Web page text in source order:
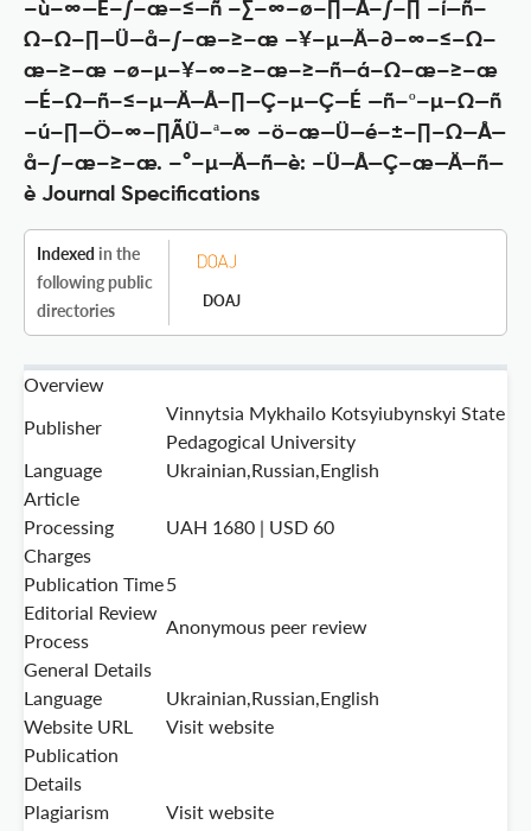
–ù–∞—É–∫–æ–≤—ñ –∑–∞–ø–∏—Å–∫–∏ –í—ñ–
Ω–Ω–∏—Ü—å–∫–æ–≥–æ –¥–µ—Ä–∂–∞–≤–Ω–
æ–≥–æ –ø–µ–¥–∞–≥–æ–≥—ñ—á–Ω–æ–≥–æ
—É–Ω—ñ–≤–µ—Ä—Å–∏—Ç–µ—Ç—É —ñ–º–µ–Ω—ñ
–ú–∏—Ö–∞–∏ÃÜ–ª–∞ –ö–æ—Ü—é–±–∏–Ω—Å—
å–∫–æ–≥–æ. –°–µ—Ä—ñ—è: –Ü—Å—Ç–æ—Ä—ñ—
è Journal Specifications
Indexed in the
following public
directories
DOAJ
Overview
Publisher
Vinnytsia Mykhailo Kotsyiubynskyi State
Pedagogical University
Language
Ukrainian,Russian,English
Article
Processing
Charges
UAH 1680 | USD 60
Publication Time5
Editorial Review
Process
Anonymous peer review
General Details
Language
Ukrainian,Russian,English
Website URL
Visit website
Publication
Details
Plagiarism
Visit website